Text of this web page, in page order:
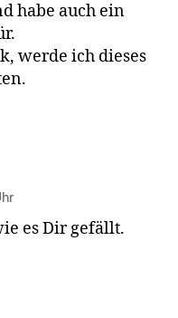
habe auch ein
werde ich dieses
es Dir gefällt.